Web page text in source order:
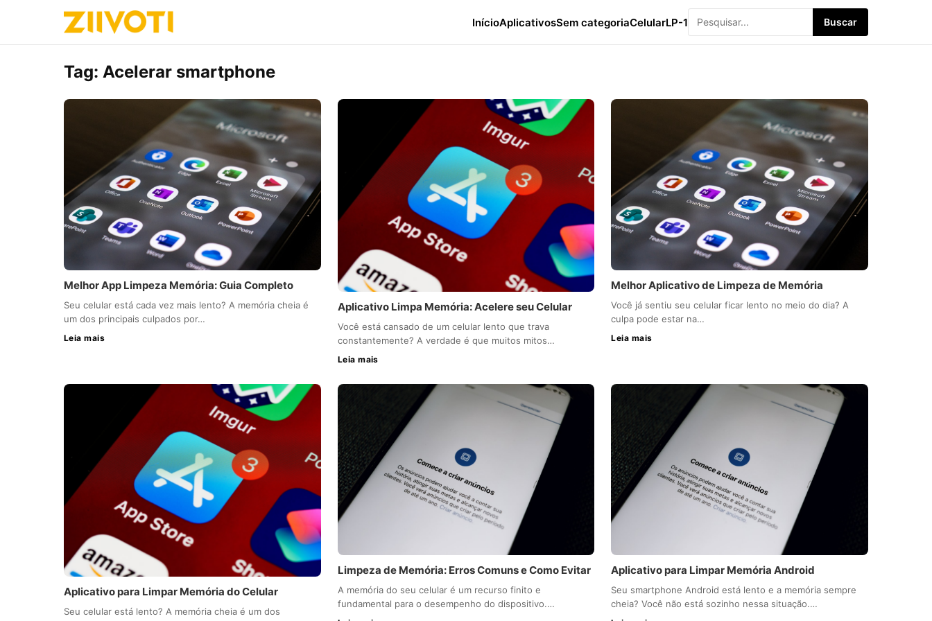
InícioAplicativosSem categoriaCelularLP-1 Buscar
Tag: Acelerar smartphone
Melhor App Limpeza Memória: Guia Completo
Seu celular está cada vez mais lento? A memória cheia é
um dos principais culpados por…
Leia mais
Aplicativo Limpa Memória: Acelere seu Celular
Você está cansado de um celular lento que trava
constantemente? A verdade é que muitos mitos…
Leia mais
Melhor Aplicativo de Limpeza de Memória
Você já sentiu seu celular ficar lento no meio do dia? A
culpa pode estar na…
Leia mais
Aplicativo para Limpar Memória do Celular
Seu celular está lento? A memória cheia é um dos
Limpeza de Memória: Erros Comuns e Como Evitar
A memória do seu celular é um recurso finito e
fundamental para o desempenho do dispositivo.…
Aplicativo para Limpar Memória Android
Seu smartphone Android está lento e a memória sempre
cheia? Você não está sozinho nessa situação.…